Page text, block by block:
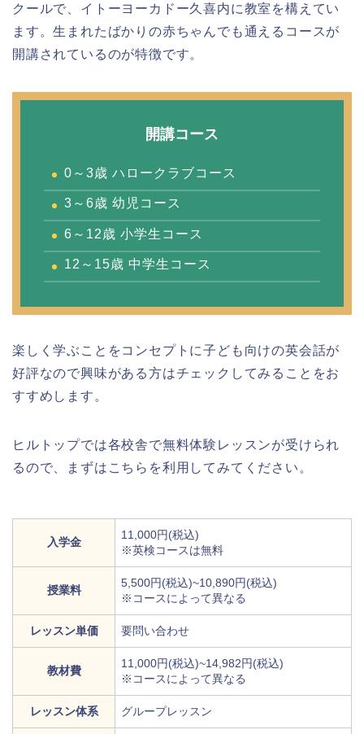
クールで、イトーヨーカドー久喜内に教室を構えてい
ます。生まれたばかりの赤ちゃんでも通えるコースが
開講されているのが特徴です。
開講コース
0～3歳 ハロークラブコース
3～6歳 幼児コース
6～12歳 小学生コース
12～15歳 中学生コース
楽しく学ぶことをコンセプトに子ども向けの英会話が
好評なので興味がある方はチェックしてみることをお
すすめします。
ヒルトップでは各校舎で無料体験レッスンが受けられ
るので、まずはこちらを利用してみてください。
入学金
11,000円(税込)
※英検コースは無料
授業料
5,500円(税込)~10,890円(税込)
※コースによって異なる
レッスン単価 要問い合わせ
教材費
11,000円(税込)~14,982円(税込)
※コースによって異なる
レッスン体系 グループレッスン